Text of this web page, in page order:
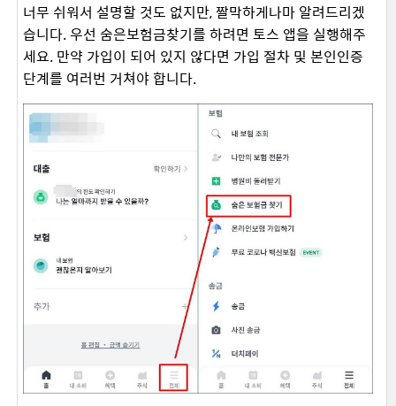
너무 쉬워서 설명할 것도 없지만, 짤막하게나마 알려드리겠
습니다. 우선 숨은보험금찾기를 하려면 토스 앱을 실행해주
세요. 만약 가입이 되어 있지 않다면 가입 절차 및 본인인증
단계를 여러번 거쳐야 합니다.